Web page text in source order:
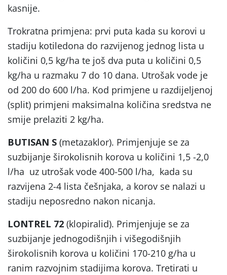
kasnije.
Trokratna primjena: prvi puta kada su korovi u
stadiju kotiledona do razvijenog jednog lista u
količini 0,5 kg/ha te još dva puta u količini 0,5
kg/ha u razmaku 7 do 10 dana. Utrošak vode je
od 200 do 600 l/ha. Kod primjene u razdijeljenoj
(split) primjeni maksimalna količina sredstva ne
smije prelaziti 2 kg/ha.
BUTISAN S (metazaklor). Primjenjuje se za
suzbijanje širokolisnih korova u količini 1,5 -2,0
l/ha uz utrošak vode 400-500 l/ha, kada su
razvijena 2-4 lista češnjaka, a korov se nalazi u
stadiju neposredno nakon nicanja.
LONTREL 72 (klopiralid). Primjenjuje se za
suzbijanje jednogodišnjih i višegodišnjih
širokolisnih korova u količini 170-210 g/ha u
ranim razvojnim stadijima korova. Tretirati u